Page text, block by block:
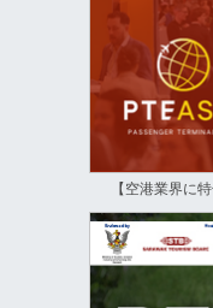
【空港業界に